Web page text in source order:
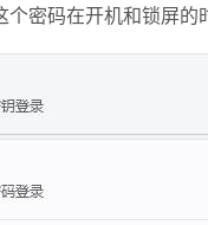
密码在开机和锁屏的